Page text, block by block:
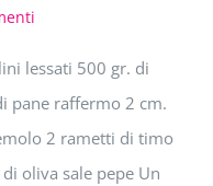
lessati 500 gr. di
pane raffermo 2 cm.
2 rametti di timo
oliva sale pepe Un